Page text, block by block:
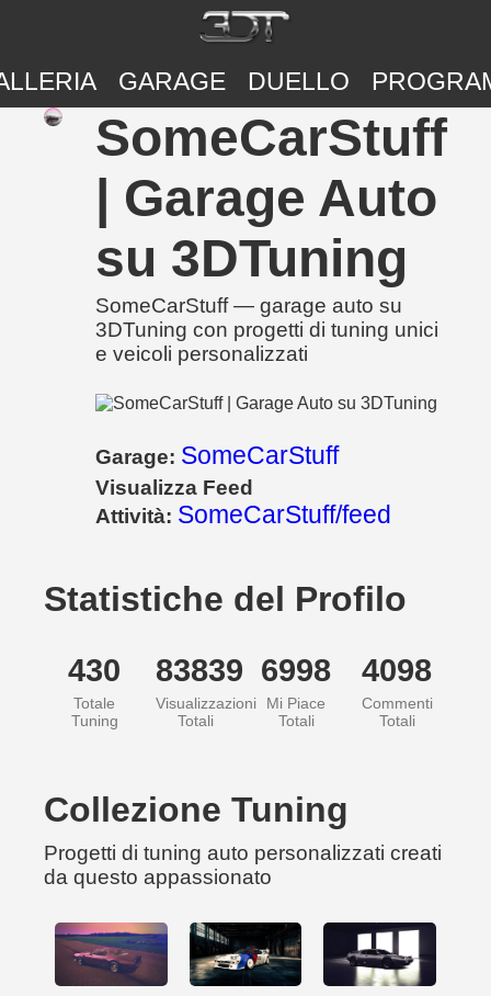
GARAGE DUELLO
SomeCarStuff
| Garage Auto
su 3DTuning
SomeCarStuff — garage auto su
3DTuning con progetti di tuning unici
e veicoli personalizzati
Garage: SomeCarStuff
Visualizza Feed
Attività: SomeCarStuff/feed
Statistiche del Profilo
430
Totale
Tuning
83839
Visualizzazioni
Totali
6998
Mi Piace
Totali
4098
Commenti
Totali
Collezione Tuning
Progetti di tuning auto personalizzati creati
da questo appassionato